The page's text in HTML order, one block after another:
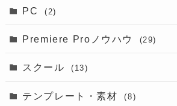
PC (2)
Premiere Proノウハウ (29)
スクール (13)
テンプレート・素材 (8)